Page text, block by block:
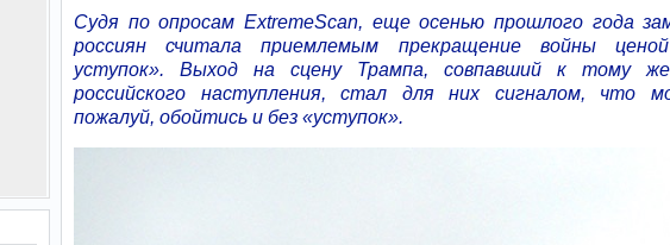
Судя по опросам ExtremeScan, еще осенью прошлого года
россиян считала приемлемым прекращение войны
уступок». Выход на сцену Трампа, совпавший к тому
российского наступления, стал для них сигналом, что
пожалуй, обойтись и без «уступок».